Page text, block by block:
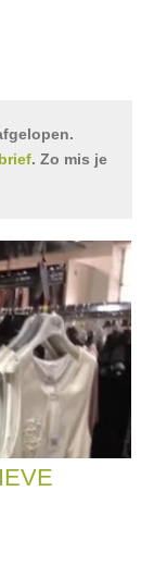
. Zo mis je